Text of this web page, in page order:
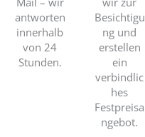
antworten
innerhalb
von 24
Stunden.
Besichtigu
ng und
erstellen
ein
verbindlic
hes
Festpreisa
ngebot.